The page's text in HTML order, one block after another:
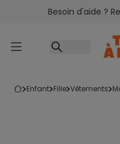
Accéder au contenu
Besoin d'aide ?
enfant fille vêtements